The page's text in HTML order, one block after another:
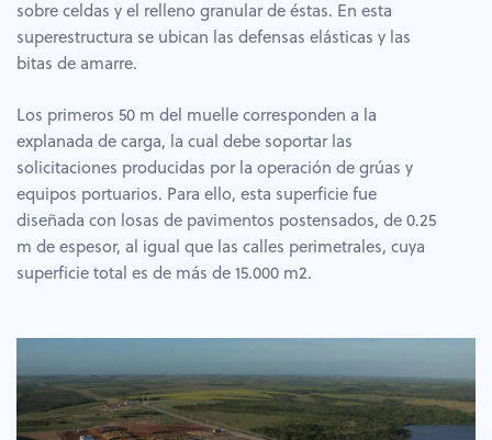
sobre celdas y el relleno granular de éstas. En esta
superestructura se ubican las defensas elásticas y las
bitas de amarre.
Los primeros 50 m del muelle corresponden a la
explanada de carga, la cual debe soportar las
solicitaciones producidas por la operación de grúas y
equipos portuarios. Para ello, esta superficie fue
diseñada con losas de pavimentos postensados, de 0.25
m de espesor, al igual que las calles perimetrales, cuya
superficie total es de más de 15.000 m2.